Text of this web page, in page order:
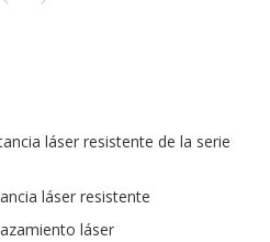
láser resistente de la serie
láser resistente
láser